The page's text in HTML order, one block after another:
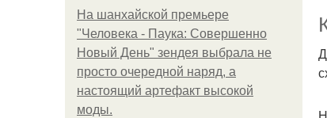
На шанхайской премьере
"Человека - Паука: Совершенно
Новый День" зендея выбрала не
просто очередной наряд, а
настоящий артефакт высокой
моды.